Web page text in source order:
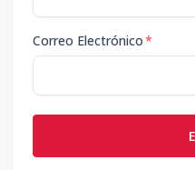
Correo Electrónico*